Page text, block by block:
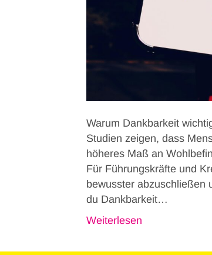
Warum Dankbarkeit
Studien zeigen, dass
höheres Maß an
Für Führungskräfte und
bewusster abzuschließen
du Dankbarkeit…
Weiterlesen